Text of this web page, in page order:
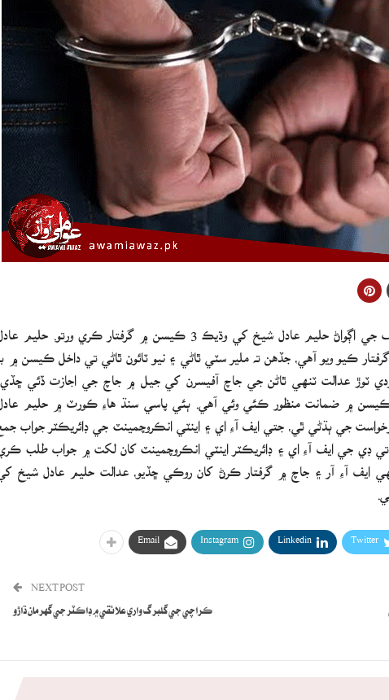
ڪراچي ( م ڊ ) پوليس پاڪستان تحريڪ انصاف جي اڳواڻ حليم عادل شيخ کي وڌيڪ 3 ڪيسن ۾ گرفتار ڪري ورتو. حليم عادل
ٿاڻي ۾ 2022 جي ڪيس ۾ گرفتار ڪيو ويو آهي، جڏهن ته ملير سٽي ٿاڻي ۽ نيو ٽائون ٿاڻي تي داخل ڪيسن ۾ به
ٽوڙ عدالت ٽنهي ٿاڻن جي جاچ آفيسرن کي جيل ۾ جاچ جي اجازت ڏئي ڇڏي.
حليم عادل شيخ جي 9 مئي جي ڪيسن ۾ ضمانت منظور ڪئي وئي آهي. ٻئي پاسي سنڌ هاءِ ڪورٽ ۾ حليم عادل
جي ٻڌڻي ٿي، جتي ايف آءِ اي ۽ اينٽي انڪروچمينٽ جي ڊائريڪٽر جواب جمع
تي ڊي جي ايف آءِ اي ۽ ڊائريڪٽر اينٽي انڪروچمينٽ کان لکت ۾ جواب طلب ڪري
ايف آءِ آر ۽ جاچ ۾ گرفتار ڪرڻ کان روڪي ڇڏيو، عدالت حليم عادل شيخ کي
Twitter
Linkedin
Instagram
Email
NEXT POST
ڪراچي جي گلبرگ واري علائقي ۾ ڊاڪٽر جي گهر مان ڌاڙو